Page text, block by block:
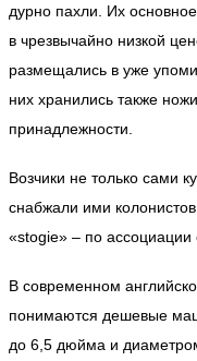
дурно пахли. Их
в чрезвычайно низкой
размещались в уже
них хранились также
принадлежности.
Возчики не только сами
снабжали ими
«stogie» – по ассоциации
В современном
понимаются дешевые
до 6,5 дюйма и